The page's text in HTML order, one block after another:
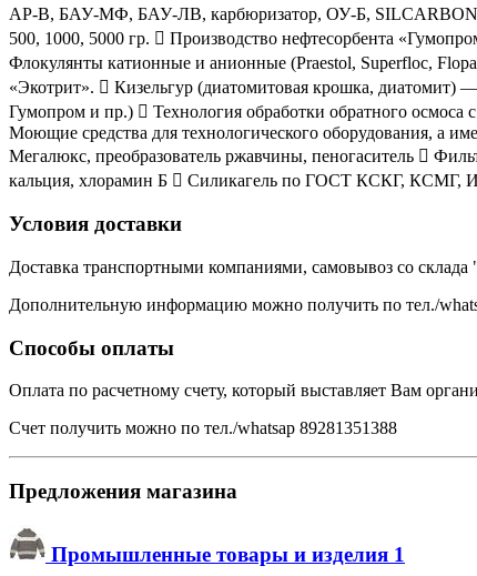
АР-В, БАУ-МФ, БАУ-ЛВ, карбюризатор, ОУ-Б, SILCARBON,
500, 1000, 5000 гр.  Производство нефтесорбента
Флокулянты катионные и анионные (Praestol, Superfloc,
«Экотрит».  Кизельгур (диатомитовая крошка,
Гумопром и пр.)  Технология обработки обратного
Моющие средства для технологического оборудования, а
Мегалюкс, преобразователь ржавчины, пеногаситель 
кальция, хлорамин Б  Силикагель по ГОСТ КСКГ, КСМГ,
Условия доставки
Доставка транспортными компаниями, самовывоз со
Дополнительную информацию можно получить по тел./
Способы оплаты
Оплата по расчетному счету, который выставляет Вам
Счет получить можно по тел./whatsap 89281351388
Предложения магазина
Промышленные товары и изделия 1